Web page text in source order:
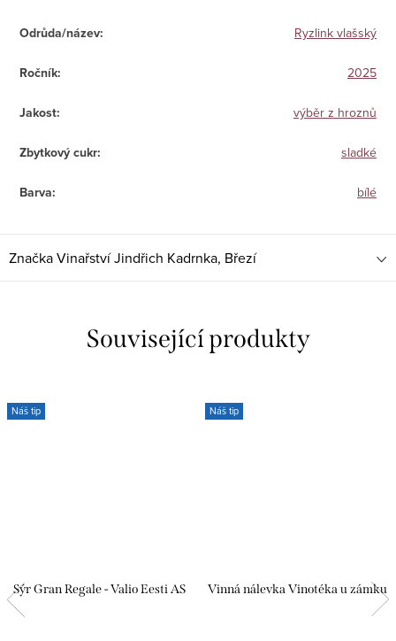
Odrůda/název: Ryzlink vlašský
Ročník: 2025
Jakost: výběr z hroznů
Zbytkový cukr: sladké
Barva: bílé
ZnačkaVinařství Jindřich Kadrnka, Březí
Související produkty
Náš tip
Sýr Gran Regale - Valio Eesti AS
Náš tip
Vinná nálevka Vinotéka u zámku